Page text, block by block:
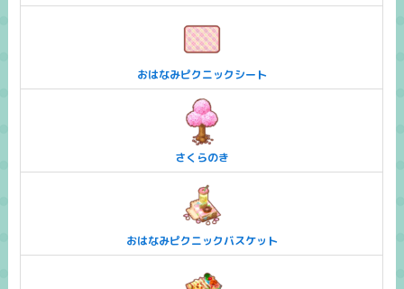
おはなみピクニックシート
さくらのき
おはなみピクニックバスケット